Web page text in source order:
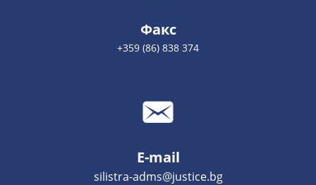
Факс
+359 (86) 838 374
E-mail
silistra-adms@justice.bg